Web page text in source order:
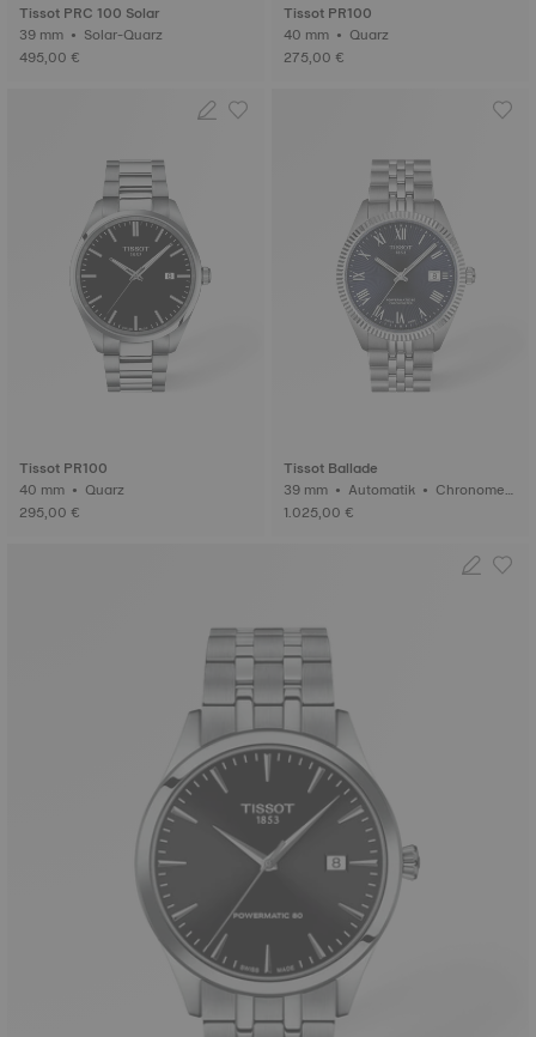
Tissot PRC 100 Solar
39 mm • Solar-Quarz
495,00 €
Tissot PR100
40 mm • Quarz
275,00 €
Tissot PR100
40 mm • Quarz
295,00 €
Tissot Ballade
39 mm • Automatik • Chronomet
er (COSC)
1.025,00 €